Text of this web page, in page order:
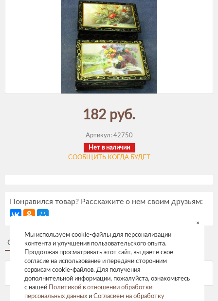
182 руб.
Артикул: 42750
Нет в наличии
СООБЩИТЬ КОГДА БУДЕТ
Понравился товар? Расскажите о нем своим друзьям:
Описание Отзывы
Мы используем cookie-файлы для персонализации
контента и улучшения пользовательского опыта.
Продолжая просматривать этот сайт, вы даете свое
согласие на использование и передачи сторонним
сервисам cookie-файлов. Для получения
дополнительной информации, пожалуйста, ознакомьтесь
с нашей
Политикой в отношении обработки
персональных данных и Согласием на обработку
×